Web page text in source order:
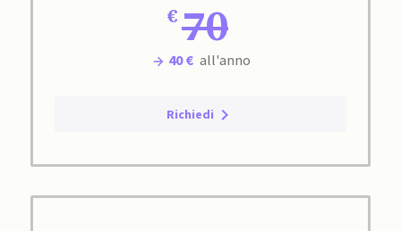
70
40 € all'anno
Richiedi